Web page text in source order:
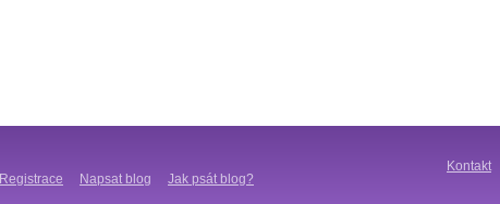
Registrace Napsat blog Jak psát blog?
Kontakt